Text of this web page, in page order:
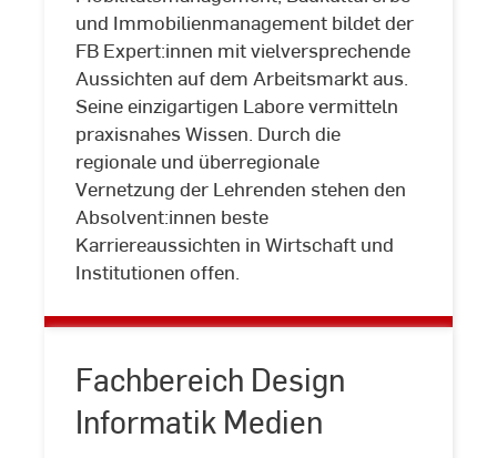
und Immobilienmanagement bildet der
FB Expert:innen mit vielversprechende
Aussichten auf dem Arbeitsmarkt aus.
Seine einzigartigen Labore vermitteln
praxisnahes Wissen. Durch die
regionale und überregionale
Vernetzung der Lehrenden stehen den
Absolvent:innen beste
Karriereaussichten in Wirtschaft und
Institutionen offen.
Fachbereich
Architektur
und
Bauingenieurwesen
Fachbereich Design
Informatik Medien